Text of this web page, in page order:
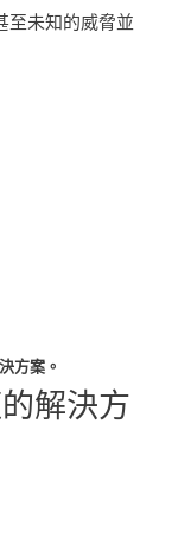
至未知的威脅並
方案。
解決方